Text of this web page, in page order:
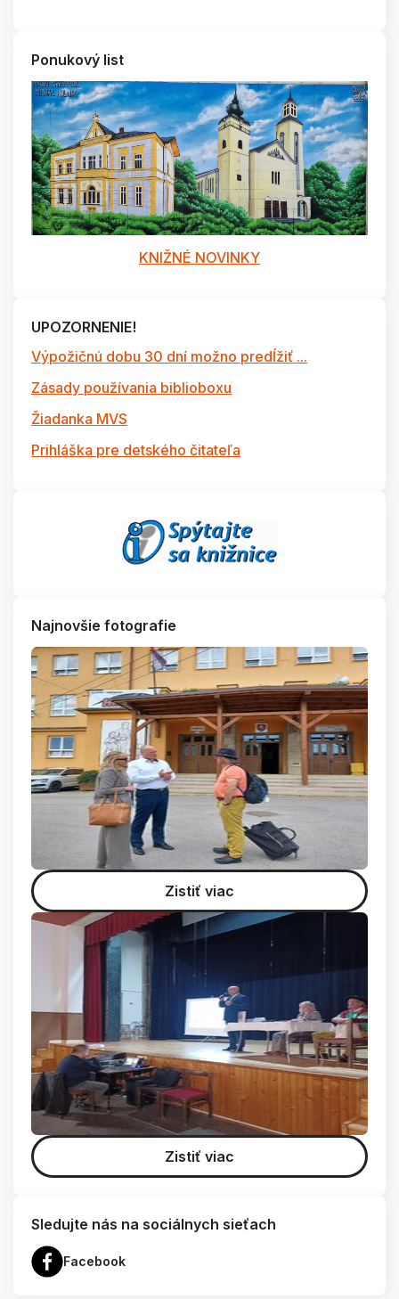
Ponukový list
KNIŽNÉ NOVINKY
UPOZORNENIE!
Výpožičnú dobu 30 dní možno predĺžiť ...
Zásady používania biblioboxu
Žiadanka MVS
Prihláška pre detského čitateľa
Najnovšie fotografie
Zistiť viac
Zistiť viac
Sledujte nás na sociálnych sieťach
Facebook